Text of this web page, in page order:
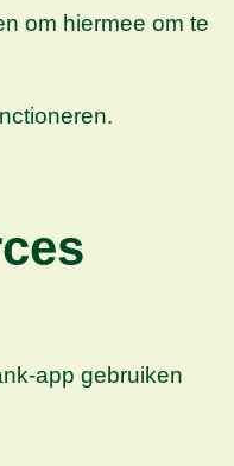
om hiermee om te
app gebruiken